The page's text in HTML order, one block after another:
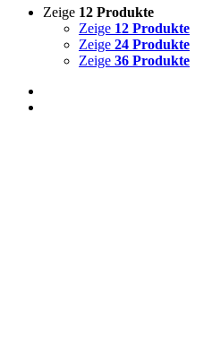
Zeige 12 Produkte
Zeige 12 Produkte
Zeige 24 Produkte
Zeige 36 Produkte